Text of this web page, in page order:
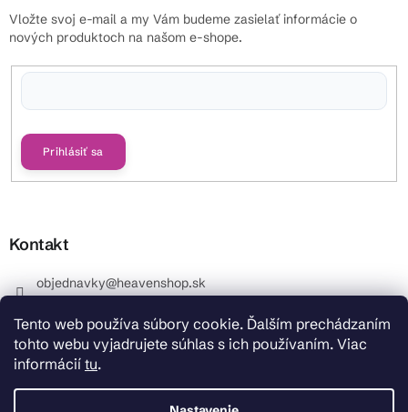
Tento web používa súbory cookie. Ďalším prechádzaním
tohto webu vyjadrujete súhlas s ich používaním. Viac
informácií tu.
Vložte svoj e-mail a my Vám budeme zasielať informácie o
nových produktoch na našom e-shope.
Prihlásiť sa
Kontakt
objednavky@heavenshop.sk
_Info objednávky : +421 914 399 399 Pracovné dni od
8.00 hod. do 12.00 . REKLAMÁCIE : +421 914 399 399
HeavenShop.sk
HeavenShop.sk